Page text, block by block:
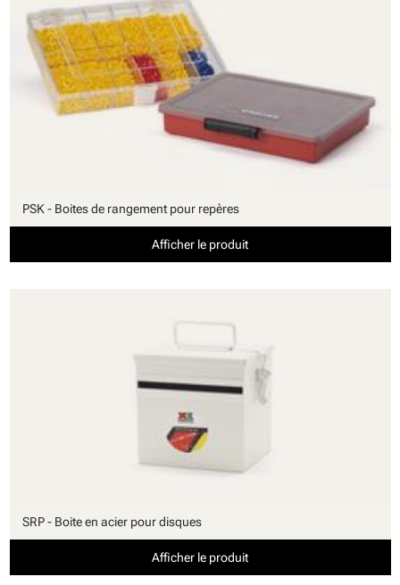
PSK - Boites de rangement pour repères
Afficher le produit
SRP - Boite en acier pour disques
Afficher le produit